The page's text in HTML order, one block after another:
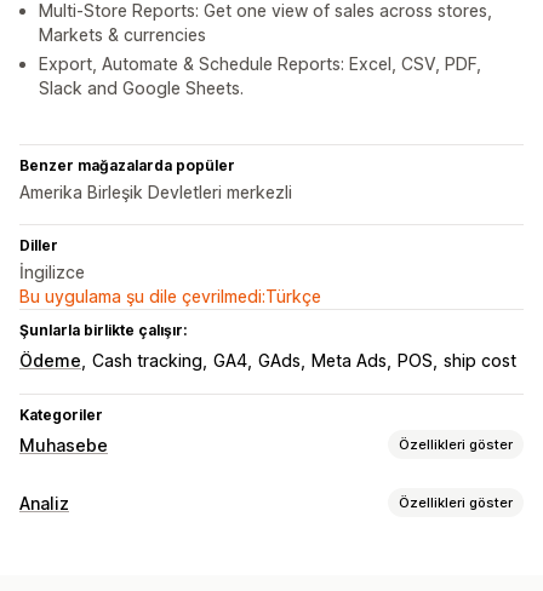
Multi-Store Reports: Get one view of sales across stores,
Markets & currencies
Export, Automate & Schedule Reports: Excel, CSV, PDF,
Slack and Google Sheets.
Benzer mağazalarda popüler
Amerika Birleşik Devletleri merkezli
Diller
İngilizce
Bu uygulama şu dile çevrilmedi:Türkçe
Şunlarla birlikte çalışır:
Ödeme Cash tracking GA4 GAds Meta Ads POS ship cost
Kategoriler
Muhasebe Özellikleri göster
Finansal raporlar
Analiz Özellikleri göster